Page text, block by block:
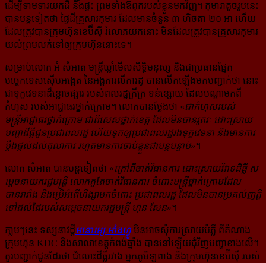
ដើម្បីទាមទារយកដី និងផ្ទះ ព្រមទាំងឪពុករបស់ខ្លួនមកវិញ។ កុមារា​តូចរូបនេះ
បានបន្តទៀតថា ផ្ទៃដីគ្រួសារកុមារ ដែលមានចំនួន ៣ ហិចតា ២០ អា ហើយ
ដែល​ត្រូវបាន​ក្រុមហ៊ុន​ខេប៊ីស៊ី រំលោភយកនោះ មិនដែលត្រូវបានគ្រួសារកុមារ
យល់ព្រមលក់ទៅឲ្យក្រុមហ៊ុននោះទេ។
សម្រាប់លោក អំ សំអាត មន្ត្រីឃ្លាំមើលសិទ្ធិមនុស្ស និងជាប្រធានផ្នែក
បច្ចេកទេសស៊ើបអង្កេត នៃអង្គការ​លីការដូ បានលើកឡើងមកបញ្ជាក់ថា នោះ
ជាទុក្ខវេទនាដ៏ខ្លោចផ្សារ របស់ពលរដ្ឋក្រីក្រ ទន់ខ្សោយ ដែល​បណ្ដាមកពី
កំហុស របស់អាជ្ញាធរថ្នាក់ក្រោម។ លោកបានថ្លែងថា «ជាកំហុសរបស់
មន្ត្រីអាជ្ញាធរថ្នាក់ក្រោម ជាពិសេសថ្នាក់ខេត្ត ដែលមិនបានរូតរៈ ដោះស្រាយ
បញ្ហាដីធ្លីជូនប្រជាពលរដ្ឋ ហើយទុកឲ្យ​ប្រជា​ពលរដ្ឋ​រង​ទុក្ខវេទនា និងមានការ
ប្តឹងផ្តល់ដល់តុលាការ រហូតមានការចាប់ខ្លួនជាបន្តបន្ទាប់»។
លោក សំអាត បានបន្តទៀតថា «ក្រៅពីចាត់វិធានការ ដោះស្រាយវិវាទដីធ្លី ស
ម្តេចនាយករដ្ឋមន្ត្រី លោក​គួ​តែចាត់វិធានការ ចំពោះមន្ត្រីថ្នាក់ក្រោមដែល
បានរារាំង និងប្រើអំពើហឹង្សាមកចំពោះ ប្រជាពលរដ្ឋ ដែល​មិន​បានប្រគល់ញត្តិ
ទៅដល់ដៃរបស់សម្តេចនាយករដ្ឋមន្ត្រី ហ៊ុន សែន»។
ភា្លមៗនេះ ទស្សនាវដ្ដីមនោរម្យ.អាំងហ្វូ មិនអាចសុំការស្រាយបំភ្លឺ ពីតំណាង
ក្រុមហ៊ុន KDC និងសាលា​ខេត្ត​កំពង់ឆ្នាំង បាននៅឡើយជុំវិញបញ្ហាខាងលើ។
គួរបញ្ជាក់ជូនដែរថា ជំលោះដីធ្លីរវាង អ្នកភូមិឡពាង និង​ក្រុមហ៊ុនខេប៊ីស៊ី របស់